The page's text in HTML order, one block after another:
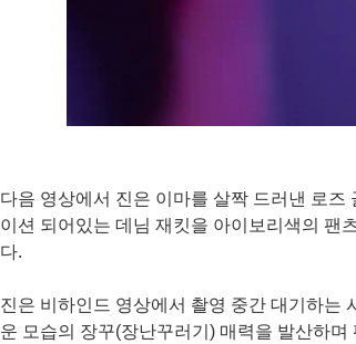
다음 영상에서 진은 이마를 살짝 드러낸 로즈
이션 되어있는 데님 재킷을 아이보리색의 팬
다.
진은 비하인드 영상에서 촬영 중간 대기하는
운 모습의 장꾸(장난꾸러기) 매력을 발산하며